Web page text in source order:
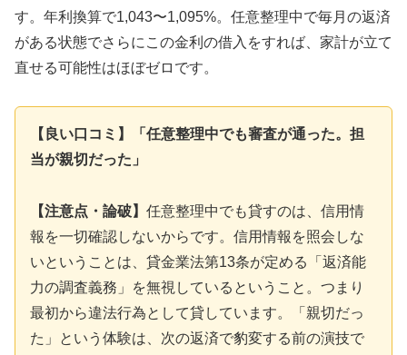
す。年利換算で1,043〜1,095%。任意整理中で毎月の返済
がある状態でさらにこの金利の借入をすれば、家計が立て
直せる可能性はほぼゼロです。
【良い口コミ】「任意整理中でも審査が通った。担
当が親切だった」
【注意点・論破】 任意整理中でも貸すのは、信用情
報を一切確認しないからです。信用情報を照会しな
いということは、貸金業法第13条が定める「返済能
力の調査義務」を無視しているということ。つまり
最初から違法行為として貸しています。「親切だっ
た」という体験は、次の返済で豹変する前の演技で